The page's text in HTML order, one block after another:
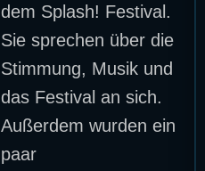
dem Splash! Festival.
Sie sprechen über die
Stimmung, Musik und
das Festival an sich.
Außerdem wurden ein
paar